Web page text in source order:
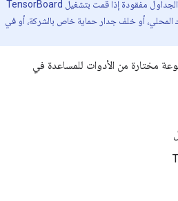
. قد تكون بعض المخططات والجداول مفقودة إذا قمت بتشغيل TensorBoard
المحلي، أو خلف جدار حماية خاص بالشركة، أو في
مختارة من الأدوات للمساعدة في